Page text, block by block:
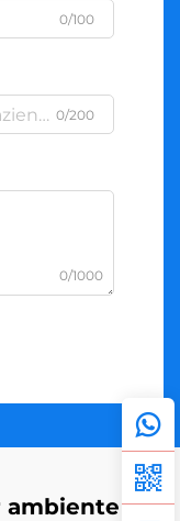
0/100
0/200
0/1000
ambiente a